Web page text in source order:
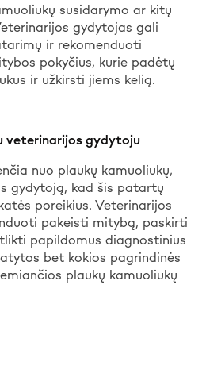
susidarymo ar kitų
gydytojas gali
ir rekomenduoti
pokyčius, kurie padėtų
ir užkirsti jiems kelią.
veterinarijos gydytoju
nuo plaukų kamuoliukų,
gydytoją, kad šis patartų
poreikius. Veterinarijos
pakeisti mitybą, paskirti
papildomus diagnostinius
bet kokios pagrindinės
plaukų kamuoliukų